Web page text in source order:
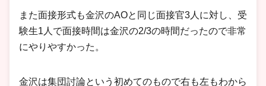
また面接形式も金沢のAOと同じ面接官3人に対し、受
験生1人で面接時間は金沢の2/3の時間だったので非常
にやりやすかった。
金沢は集団討論という初めてのもので右も左もわから